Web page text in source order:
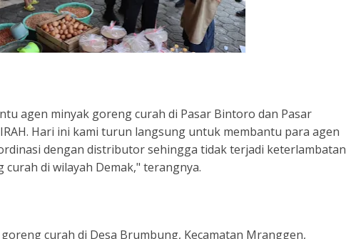
agen minyak goreng curah di Pasar Bintoro dan Pasar
Hari ini kami turun langsung untuk membantu para agen
dengan distributor sehingga tidak terjadi keterlambatan
di wilayah Demak," terangnya.
curah di Desa Brumbung, Kecamatan Mranggen,